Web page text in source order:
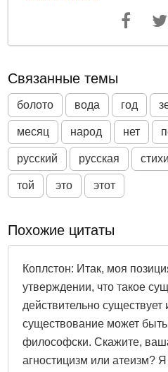
Связанные темы
болото вода год
месяц народ нет
русский русская
той это этот
Похожие цитаты
Коплстон: Итак, моя
утверждении, что такое
действительно существует
существование может
философски. Скажите,
агностицизм или атеизм?